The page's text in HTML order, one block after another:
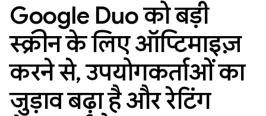
Google Duo को बड़ी
स्क्रीन के लिए ऑप्टिमाइज़
करने से,उपयोगकर्ताओं का
जुड़ाव बढ़ा है और रेटिंग